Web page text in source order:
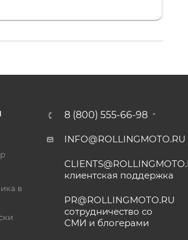
клиентоориентированность и
в
8 (800) 555-66-98
INFO@ROLLINGMOTO.RU
клиентская поддержка
PR@ROLLINGMOTO.RU
сотрудничество со
СМИ и блогерами